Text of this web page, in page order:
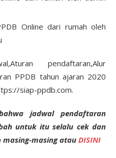
Online dari rumah oleh
pendaftaran,Alur
PPDB tahun ajaran 2020
siap-ppdb.com.
jadwal pendaftaran
untuk itu selalu cek dan
masing atau DISINI